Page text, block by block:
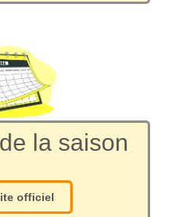
la saison
officiel